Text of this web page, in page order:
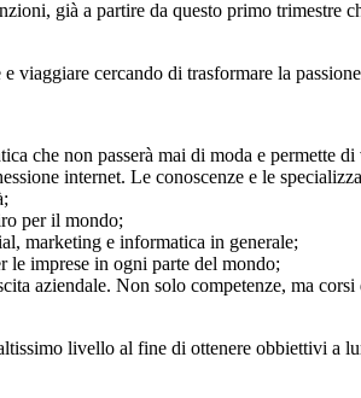
già a partire da questo primo trimestre
viaggiare cercando di trasformare la
che non passerà mai di moda e permette
internet. Le conoscenze e le
per il mondo;
marketing e informatica in generale;
le imprese in ogni parte del mondo;
aziendale. Non solo competenze, ma
livello al fine di ottenere obbiettivi a